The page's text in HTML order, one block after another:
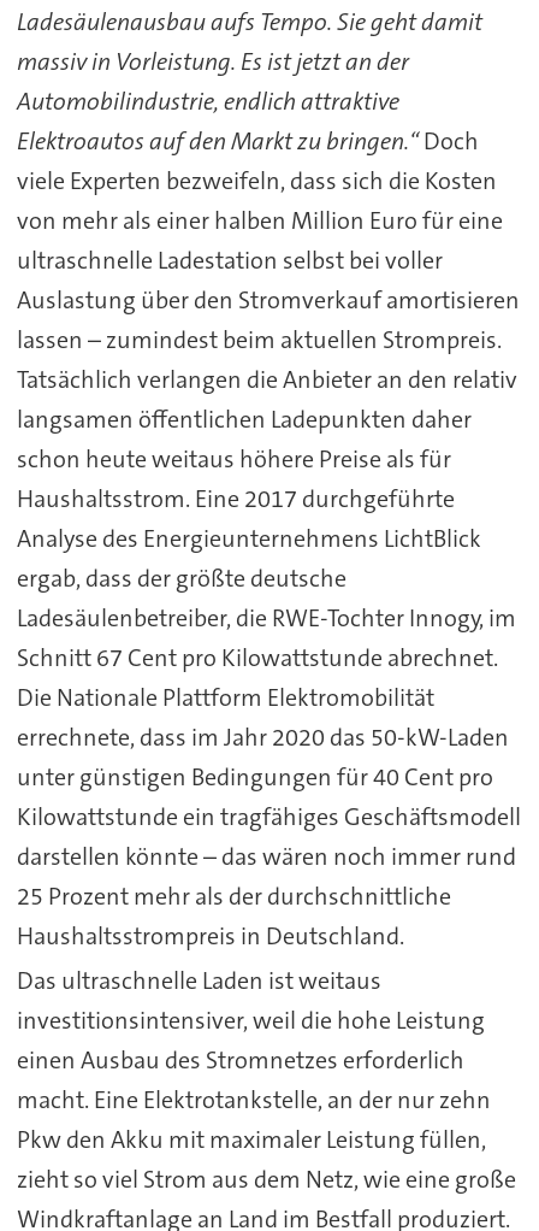
Ladesäulenausbau aufs Tempo. Sie geht damit
massiv in Vorleistung. Es ist jetzt an der
Automobilindustrie, endlich attraktive
Elektroautos auf den Markt zu bringen.“Doch
viele Experten bezweifeln, dass sich die Kosten
von mehr als einer halben Million Euro für eine
ultraschnelle Ladestation selbst bei voller
Auslastung über den Stromverkauf amortisieren
lassen – zumindest beim aktuellen Strompreis.
Tatsächlich verlangen die Anbieter an den relativ
langsamen öffentlichen Ladepunkten daher
schon heute weitaus höhere Preise als für
Haushaltsstrom. Eine 2017 durchgeführte
Analyse des Energieunternehmens LichtBlick
ergab, dass der größte deutsche
Ladesäulenbetreiber, die RWE-Tochter Innogy, im
Schnitt 67 Cent pro Kilowattstunde abrechnet.
Die Nationale Plattform Elektromobilität
errechnete, dass im Jahr 2020 das 50-kW-Laden
unter günstigen Bedingungen für 40 Cent pro
Kilowattstunde ein tragfähiges Geschäftsmodell
darstellen könnte – das wären noch immer rund
25 Prozent mehr als der durchschnittliche
Haushaltsstrompreis in Deutschland.
Das ultraschnelle Laden ist weitaus
investitionsintensiver, weil die hohe Leistung
einen Ausbau des Stromnetzes erforderlich
macht. Eine Elektrotankstelle, an der nur zehn
Pkw den Akku mit maximaler Leistung füllen,
zieht so viel Strom aus dem Netz, wie eine große
Windkraftanlage an Land im Bestfall produziert.